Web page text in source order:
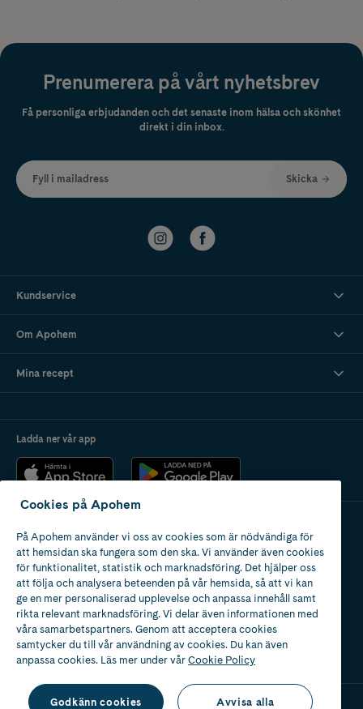
Prenumerera på vårt nyhetsbrev
Få personliga erbjudanden och det senaste inom hälsa och skönhet
direkt i din inbox.
Fyll i mailadress Skicka
Kundservice
Om Apohem
Mina recept
Ladda ner vår app
Apotek med tillstånd
av Läkemedelsverket
Cookies på Apohem
På Apohem använder vi oss av cookies som är nödvändiga för
att hemsidan ska fungera som den ska. Vi använder även cookies
för funktionalitet, statistik och marknadsföring. Det hjälper oss
att följa och analysera beteenden på vår hemsida, så att vi kan
ge en mer personaliserad upplevelse och anpassa innehåll samt
rikta relevant marknadsföring. Vi delar även informationen med
våra samarbetspartners. Genom att acceptera cookies
samtycker du till vår användning av cookies. Du kan även
anpassa cookies. Läs mer under vårCookie Policy
Godkänn cookies Avvisa alla